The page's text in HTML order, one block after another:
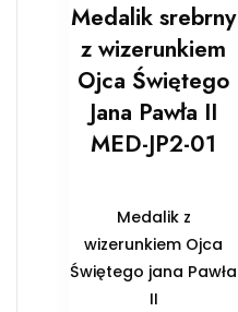
Medalik srebrny
z wizerunkiem
Ojca Świętego
Jana Pawła II
MED-JP2-01
Medalik z
wizerunkiem Ojca
Świętego jana Pawła
II